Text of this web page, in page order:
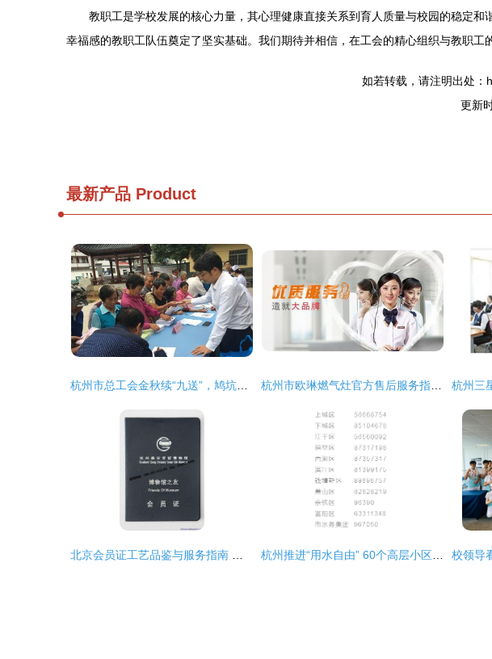
教职工是学校发展的核心力量，其心理健康直接关系到育人质量与校园的稳定
幸福感的教职工队伍奠定了坚实基础。我们期待并相信，在工会的精心组织与教职
如若转载，请注明出处
更新
最新产品 Product